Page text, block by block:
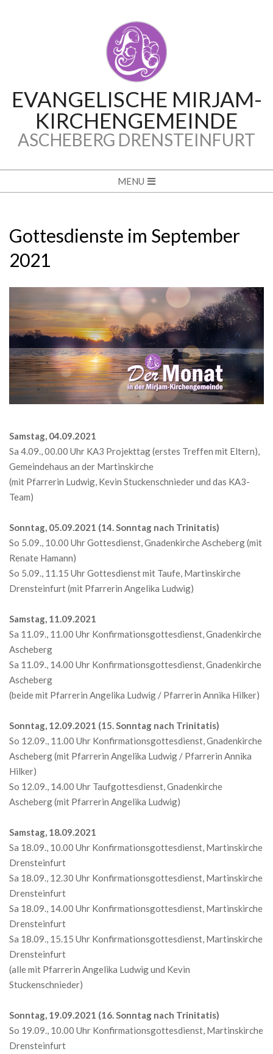
EVANGELISCHE MIRJAM-
KIRCHENGEMEINDE
ASCHEBERG DRENSTEINFURT
Navigation
MENU
Gottesdienste im September
2021
Samstag, 04.09.2021
Sa 4.09., 00.00 Uhr KA3 Projekttag (erstes Treffen mit Eltern),
Gemeindehaus an der Martinskirche
(mit Pfarrerin Ludwig, Kevin Stuckenschnieder und das KA3-
Team)
Sonntag, 05.09.2021 (14. Sonntag nach Trinitatis)
So 5.09., 10.00 Uhr Gottesdienst, Gnadenkirche Ascheberg (mit
Renate Hamann)
So 5.09., 11.15 Uhr Gottesdienst mit Taufe, Martinskirche
Drensteinfurt (mit Pfarrerin Angelika Ludwig)
Samstag, 11.09.2021
Sa 11.09., 11.00 Uhr Konfirmationsgottesdienst, Gnadenkirche
Ascheberg
Sa 11.09., 14.00 Uhr Konfirmationsgottesdienst, Gnadenkirche
Ascheberg
(beide mit Pfarrerin Angelika Ludwig / Pfarrerin Annika Hilker)
Sonntag, 12.09.2021 (15. Sonntag nach Trinitatis)
So 12.09., 11.00 Uhr Konfirmationsgottesdienst, Gnadenkirche
Ascheberg (mit Pfarrerin Angelika Ludwig / Pfarrerin Annika
Hilker)
So 12.09., 14.00 Uhr Taufgottesdienst, Gnadenkirche
Ascheberg (mit Pfarrerin Angelika Ludwig)
Samstag, 18.09.2021
Sa 18.09., 10.00 Uhr Konfirmationsgottesdienst, Martinskirche
Drensteinfurt
Sa 18.09., 12.30 Uhr Konfirmationsgottesdienst, Martinskirche
Drensteinfurt
Sa 18.09., 14.00 Uhr Konfirmationsgottesdienst, Martinskirche
Drensteinfurt
Sa 18.09., 15.15 Uhr Konfirmationsgottesdienst, Martinskirche
Drensteinfurt
(alle mit Pfarrerin Angelika Ludwig und Kevin
Stuckenschnieder)
Sonntag, 19.09.2021 (16. Sonntag nach Trinitatis)
So 19.09., 10.00 Uhr Konfirmationsgottesdienst, Martinskirche
Drensteinfurt